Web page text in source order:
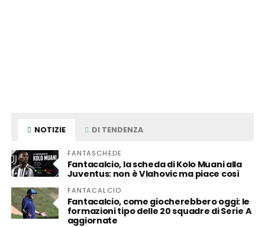
NOTIZIE DI TENDENZA
FANTASCHEDE
Fantacalcio, la scheda di Kolo Muani alla
Juventus: non è Vlahovic ma piace così
FANTACALCIO
Fantacalcio, come giocherebbero oggi: le
formazioni tipo delle 20 squadre di Serie A
aggiornate